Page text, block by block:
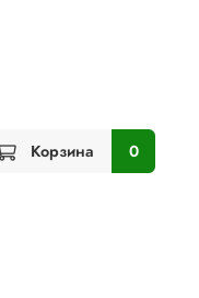
Корзина 0